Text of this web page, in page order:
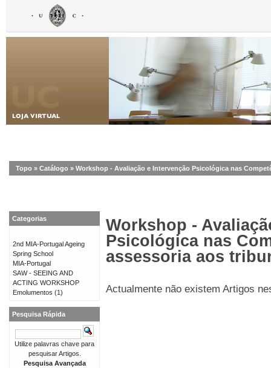
Topo » Catálogo » Workshop - Avaliação e Intervenção Psicológica nas
Workshop -
Psicológica nas
assessoria aos
Actualmente não existem Artigos
Categorias
2nd MIA-Portugal Ageing
Spring School
MIA-Portugal
SAW - SEEING AND
ACTING WORKSHOP
Emolumentos (1)
Pesquisa Rápida
Utilize palavras chave para
pesquisar Artigos.
Pesquisa Avançada